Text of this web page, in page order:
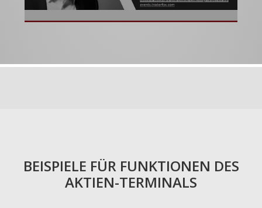
BEISPIELE FÜR FUNKTIONEN DES
AKTIEN-TERMINALS